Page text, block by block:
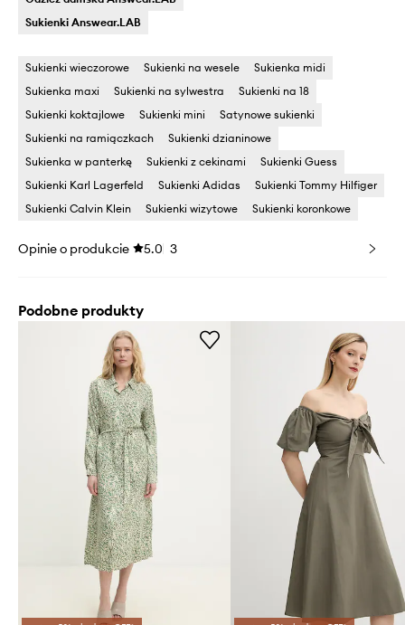
Sukienki Answear.LAB
Sukienki wieczorowe Sukienki na wesele
Sukienka midi
Sukienka maxi
Sukienki na sylwestra
Sukienki na 18
Sukienki koktajlowe
Sukienki mini
Satynowe sukienki
Sukienki na ramiączkach
Sukienki dzianinowe
Sukienka w panterkę
Sukienki z cekinami
Sukienki Guess
Sukienki Karl Lagerfeld
Sukienki Adidas
Sukienki Tommy Hilfiger
Sukienki Calvin Klein
Sukienki wizytowe Sukienki koronkowe
Opinie o produkcie 5.0 3
Podobne produkty